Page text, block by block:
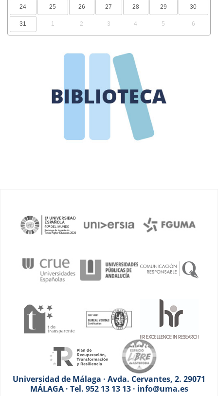
24 25 26 27 28 29 30
31 1 2 3 4 5 6
Universidad de Málaga · Avda. Cervantes, 2. 29071
MÁLAGA · Tel. 952 13 13 13 · info@uma.es